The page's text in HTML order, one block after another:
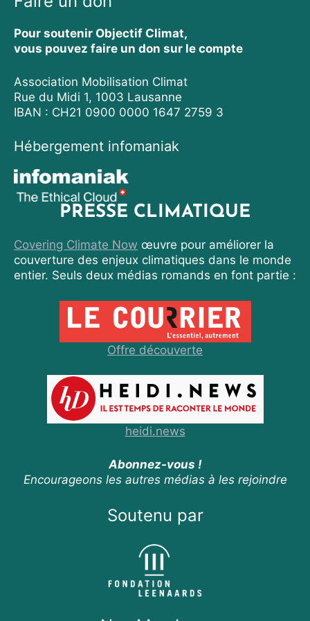
Pour soutenir Objectif Climat,
vous pouvez faire un don sur le compte
Association Mobilisation Climat
Rue du Midi 1, 1003 Lausanne
IBAN : CH21 0900 0000 1647 2759 3
Hébergement infomaniak
PRESSE CLIMATIQUE
Covering Climate Now œuvre pour améliorer la
couverture des enjeux climatiques dans le monde
entier. Seuls deux médias romands en font partie :
Offre découverte
heidi.news
Abonnez-vous !
Encourageons les autres médias à les rejoindre
Soutenu par